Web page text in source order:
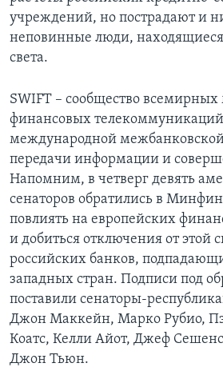
учреждений, но пострадают и
неповинные люди,
света.
SWIFT – сообщество
финансовых телекоммуникаций
международной
передачи информации и
Напомним, в четверг девять
сенаторов обратились в
повлиять на европейских
и добиться отключения от этой
российских банков,
западных стран. Подписи под
поставили сенаторы-
Джон Маккейн, Марко Рубио,
Коатс, Келли Айот, Джеф
Джон Тьюн.